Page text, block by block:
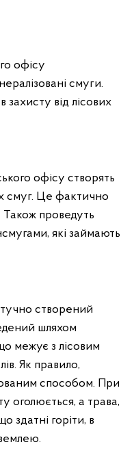
офісу
смуги.
від лісових
офісу створять
смуг. Це фактично
Також проведуть
які займають
створений
шляхом
межує з лісовим
Як правило,
способом. При
оголюється, а трава,
здатні горіти, в